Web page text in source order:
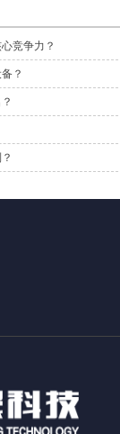
竞争力？
？